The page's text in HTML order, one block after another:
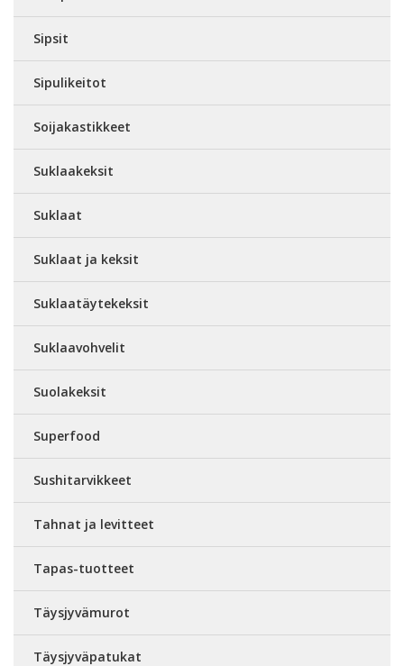
Sipsit
Sipulikeitot
Soijakastikkeet
Suklaakeksit
Suklaat
Suklaat ja keksit
Suklaatäytekeksit
Suklaavohvelit
Suolakeksit
Superfood
Sushitarvikkeet
Tahnat ja levitteet
Tapas-tuotteet
Täysjyvämurot
Täysjyväpatukat